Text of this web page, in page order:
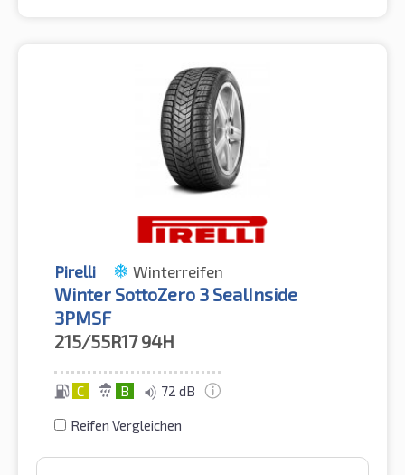
Pirelli Winterreifen
Winter SottoZero 3 SealInside
3PMSF
215/55R17 94H
C B 72 dB
Reifen Vergleichen